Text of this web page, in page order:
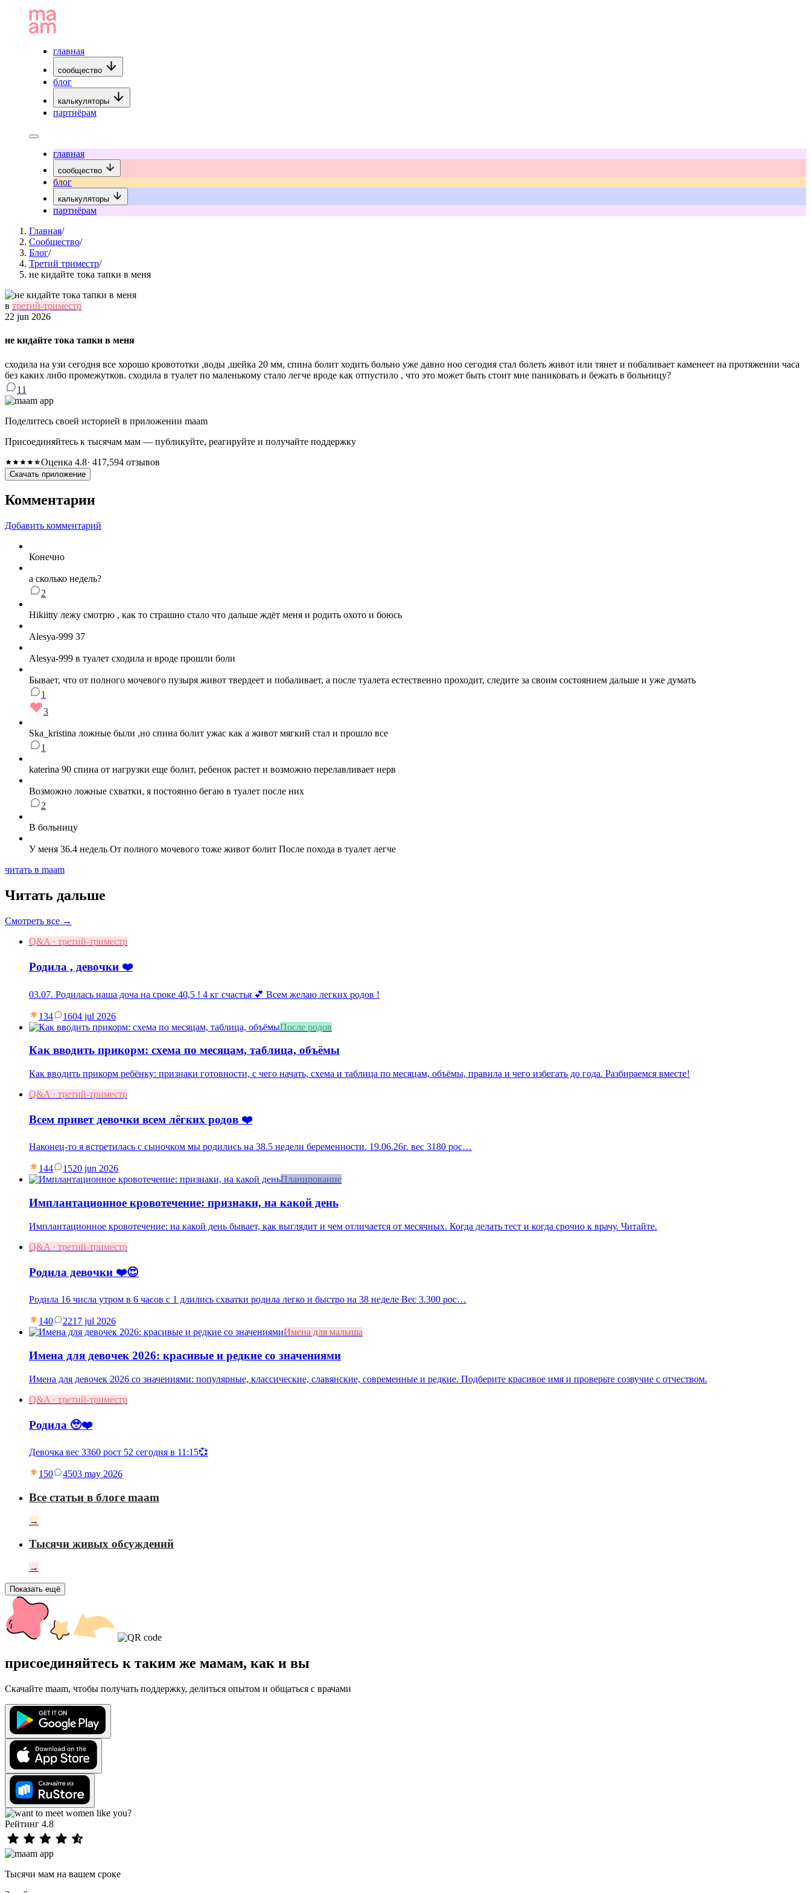
главная
сообщество
блог
калькуляторы
партнёрам
главная
сообщество
блог
калькуляторы
партнёрам
Главная/
Сообщество/
Блог/
Третий триместр/
не кидайте тока тапки в меня
в третий-триместр
22 jun 2026
не кидайте тока тапки в меня
сходила на узи сегодня все хорошо кровототки ,воды ,шейка 20 мм, спина болит ходить больно уже давно ноо сегодня стал болеть живот или тянет и побаливает каменеет на протяжении часа
без каких либо промежутков. сходила в туалет по маленькому стало легче вроде как отпустило , что это может быть стоит мне паниковать и бежать в больницу?
11
Поделитесь своей историей в приложении maam
Присоединяйтесь к тысячам мам — публикуйте, реагируйте и получайте поддержку
Оценка 4.8· 417,594 отзывов
Скачать приложение
Комментарии
Добавить комментарий
Конечно
а сколько недель?
2
Hikiitty лежу смотрю , как то страшно стало что дальше ждёт меня и родить охото и боюсь
Alesya-999 37
Alesya-999 в туалет сходила и вроде прошли боли
Бывает, что от полного мочевого пузыря живот твердеет и побаливает, а после туалета естественно проходит, следите за своим состоянием дальше и уже думать
1
3
Ska_kristina ложные были ,но спина болит ужас как а живот мягкий стал и прошло все
1
katerina 90 спина от нагрузки еще болит, ребенок растет и возможно перелавливает нерв
Возможно ложные схватки, я постоянно бегаю в туалет после них
2
В больницу
У меня 36.4 недель От полного мочевого тоже живот болит После похода в туалет легче
читать в maam
Читать дальше
Смотреть все →
Q&A · третий-триместр
Родила , девочки ❤️
03.07. Родилась наша доча на сроке 40,5 ! 4 кг счастья 💕 Всем желаю легких родов !
134 1604 jul 2026
После родов
Как вводить прикорм: схема по месяцам, таблица, объёмы
Как вводить прикорм ребёнку: признаки готовности, с чего начать, схема и таблица по месяцам, объёмы, правила и чего избегать до года. Разбираемся вместе!
Q&A · третий-триместр
Всем привет девочки всем лёгких родов ❤️
Наконец-то я встретилась с сыночком мы родились на 38.5 недели беременности. 19.06.26г. вес 3180 рос…
144 1520 jun 2026
Планирование
Имплантационное кровотечение: признаки, на какой день
Имплантационное кровотечение: на какой день бывает, как выглядит и чем отличается от месячных. Когда делать тест и когда срочно к врачу. Читайте.
Q&A · третий-триместр
Родила девочки ❤️😍
Родила 16 числа утром в 6 часов с 1 длились схватки родила легко и быстро на 38 неделе Вес 3.300 рос…
140 2217 jul 2026
Имена для малыша
Имена для девочек 2026: красивые и редкие со значениями
Имена для девочек 2026 со значениями: популярные, классические, славянские, современные и редкие. Подберите красивое имя и проверьте созвучие с отчеством.
Q&A · третий-триместр
Родила 🥹❤️
Девочка вес 3360 рост 52 сегодня в 11:15💞
150 4503 may 2026
Все статьи в блоге maam
→
Тысячи живых обсуждений
→
Показать ещё
присоединяйтесь к таким же мамам, как и вы
Скачайте maam, чтобы получать поддержку, делиться опытом и общаться с врачами
Рейтинг 4.8
Тысячи мам на вашем сроке